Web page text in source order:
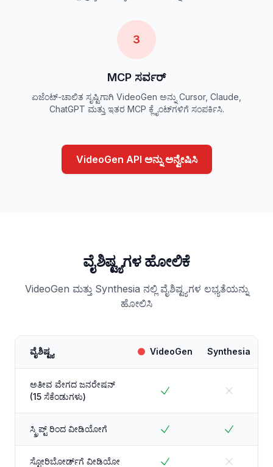
3
MCP ಸರ್ವರ್
ಏಜೆಂಟ್-ಚಾಲಿತ ಸೃಷ್ಟಿಗಾಗಿ VideoGen ಅನ್ನು Cursor, Claude,
ChatGPT ಮತ್ತು ಇತರ MCP ಕ್ಲೈಂಟ್‌ಗಳಿಗೆ ಸಂಪರ್ಕಿಸಿ.
VideoGen API ಅನ್ನು ಅನ್ವೇಷಿಸಿ
ವೈಶಿಷ್ಟ್ಯಗಳ ಹೋಲಿಕೆ
VideoGen ಮತ್ತು Synthesia ನಲ್ಲಿ ವೈಶಿಷ್ಟ್ಯಗಳ ಲಭ್ಯತೆಯನ್ನು
ಹೋಲಿಸಿ
ವೈಶಿಷ್ಟ್ಯ VideoGen Synthesia
ಅತೀವ ವೇಗದ ಜನರೇಷನ್
(15 ಸೆಕೆಂಡುಗಳು)
ಸ್ಕ್ರಿಪ್ಟ್ ರಿಂದ ವೀಡಿಯೋಗೆ
ಸ್ಟೋರಿಬೋರ್ಡ್‌ಗೆ ವೀಡಿಯೋ